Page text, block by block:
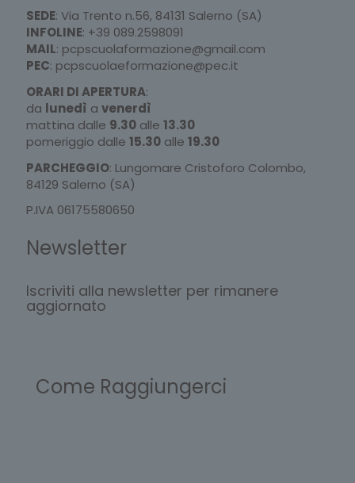
SEDE: Via Trento n.56, 84131 Salerno (SA)
INFOLINE: +39 089.2598091
MAIL: pcpscuolaformazione@gmail.com
PEC: pcpscuolaeformazione@pec.it
ORARI DI APERTURA:
da lunedì a venerdì
mattina dalle 9.30 alle 13.30
pomeriggio dalle 15.30 alle 19.30
PARCHEGGIO: Lungomare Cristoforo Colombo,
84129 Salerno (SA)
P.IVA 06175580650
Newsletter
Iscriviti alla newsletter per rimanere
aggiornato
Come Raggiungerci